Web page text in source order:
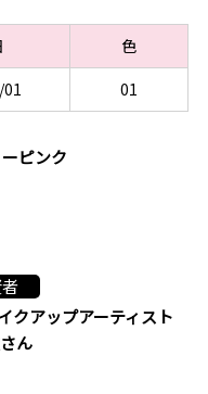
色
01
ピンク
クアップアーティスト
ん